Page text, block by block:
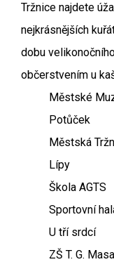
Tržnice najdete
nejkrásnějších
dobu
občerstvením u
Městské
Potůček
Městská
Lípy
Škola AGTS
Sportovní
U tří srdcí
ZŠ T. G.